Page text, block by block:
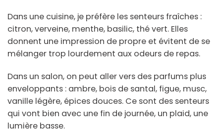
Dans une cuisine, je préfère les senteurs fraîches :
citron, verveine, menthe, basilic, thé vert. Elles
donnent une impression de propre et évitent de se
mélanger trop lourdement aux odeurs de repas.
Dans un salon, on peut aller vers des parfums plus
enveloppants : ambre, bois de santal, figue, musc,
vanille légère, épices douces. Ce sont des senteurs
qui vont bien avec une fin de journée, un plaid, une
lumière basse.